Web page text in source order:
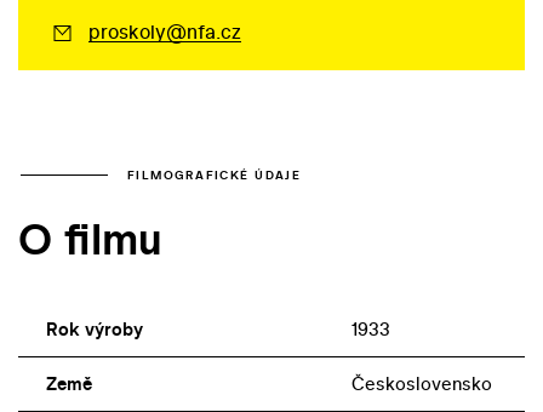
proskoly@nfa.cz
FILMOGRAFICKÉ ÚDAJE
O filmu
Rok výroby 1933
Země Československo